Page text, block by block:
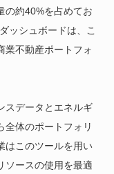
の約40%を占めてお
ッシュボードは、こ
業不動産ポートフォ
スデータとエネルギ
全体のポートフォリ
はこのツールを用い
ソースの使用を最適